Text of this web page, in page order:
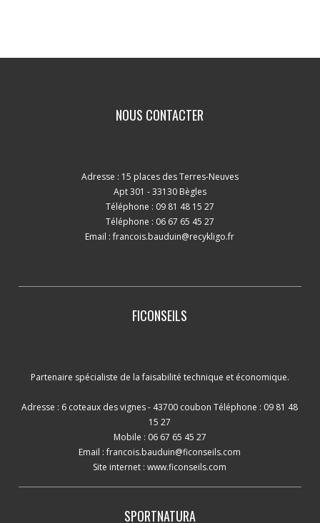
NOUS CONTACTER
Adresse : 15 places des Terres-Neuves
Apt 301 - 33130 Bègles
Téléphone : 09 81 48 15 27
Téléphone : 06 67 65 45 27
Email :francois.bauduin@recykligo.fr
FICONSEILS
Partenaire spécialiste de la faisabilité technique et économique.
Adresse : 6 coteaux des vignes - 43700 coubon Téléphone : 09 81 48
15 27
Mobile : 06 67 65 45 27
Email :francois.bauduin@ficonseils.com
Site internet :www.ficonseils.com
SPORTNATURA